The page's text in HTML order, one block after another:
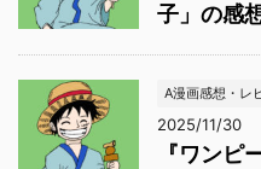
子」の感
A漫画感想・レ
2025/11/30
『ワンピ